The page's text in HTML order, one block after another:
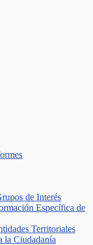
de Interés
Específica de
Territoriales
la Ciudadanía